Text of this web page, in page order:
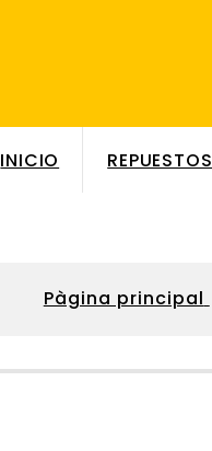
INICIO REPUESTOS
Pàgina principal